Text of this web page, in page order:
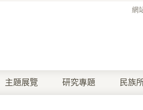
網
主題展覽 研究專題 民族